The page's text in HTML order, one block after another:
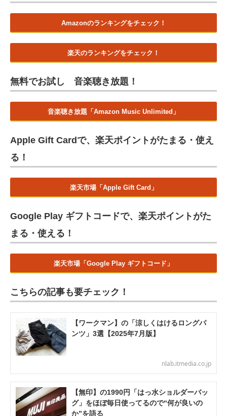
Amazonのランキングをチェック！
楽天のランキングをチェック！
無料でお試し 音楽聴き放題！
音楽聴き放題「Amazon Music Unlimited」
Apple Gift Cardで、楽天ポイントがたまる・使え
る！
楽天市場「Apple Gift Card」
Google Play ギフトコードで、楽天ポイントがた
まる・使える！
楽天市場「Google Play ギフトコード」
こちらの記事も要チェック！
【ワークマン】の「涼しくはけるロングパ
ンツ」3選【2025年7月版】
nlab.itmedia.co.jp
【無印】の1990円「はっ水ショルダーバッ
グ」をほぼ毎日使ってるので“何が良いの
か”を語る